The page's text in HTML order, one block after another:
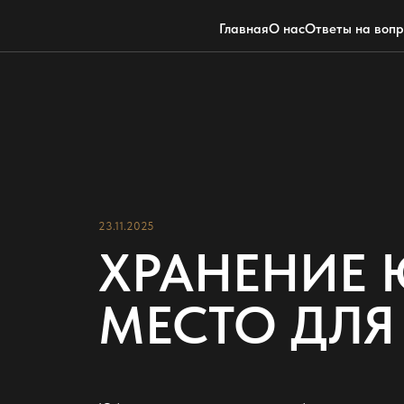
ГлавнаяО насОтветы на
23.11.2025
ХРАНЕНИЕ
МЕСТО